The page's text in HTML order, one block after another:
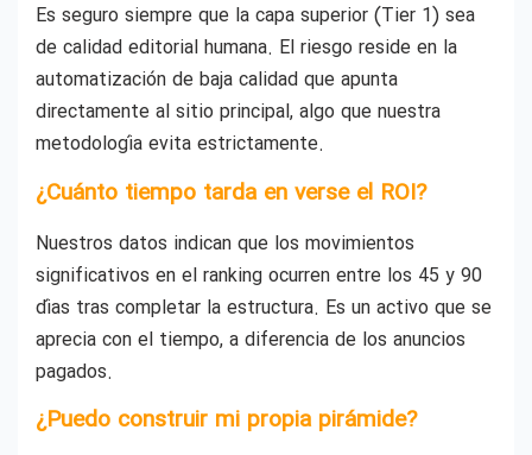
Es seguro siempre que la capa superior (Tier 1) sea
de calidad editorial humana. El riesgo reside en la
automatización de baja calidad que apunta
directamente al sitio principal, algo que nuestra
metodología evita estrictamente.
¿Cuánto tiempo tarda en verse el ROI?
Nuestros datos indican que los movimientos
significativos en el ranking ocurren entre los 45 y 90
días tras completar la estructura. Es un activo que se
aprecia con el tiempo, a diferencia de los anuncios
pagados.
¿Puedo construir mi propia pirámide?